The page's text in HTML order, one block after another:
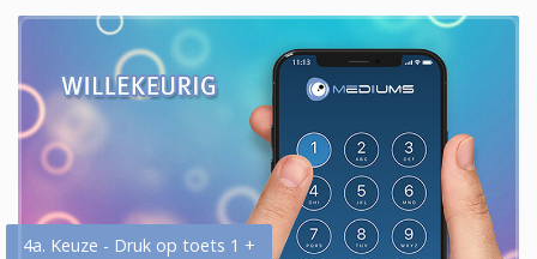
4a. Keuze - Druk op toets 1 +